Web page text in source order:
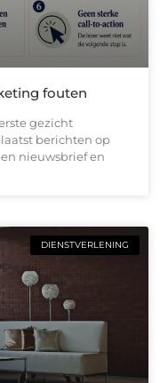
fouten
gezicht
berichten op
nieuwsbrief en
DIENSTVERLENING